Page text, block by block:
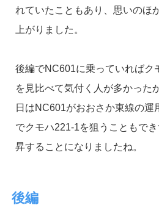
れていたこともあり、思いのほ
上がりました。
後編でNC601に乗っていればク
を見比べて気付く人が多かった
日はNC601がおおさか東線の運
でクモハ221-1を狙うこともで
昇することになりましたね。
後編